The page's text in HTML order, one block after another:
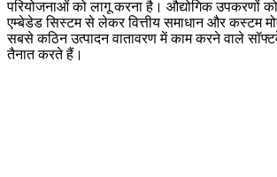
परियोजनाओं को लागू करना है। औद्योगिक उपकरणों
एम्बेडेड सिस्टम से लेकर वित्तीय समाधान और कस्टम
सबसे कठिन उत्पादन वातावरण में काम करने वाले
तैनात करते हैं।